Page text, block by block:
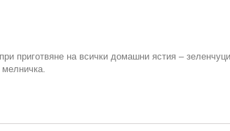
приготвяне на всички домашни ястия –